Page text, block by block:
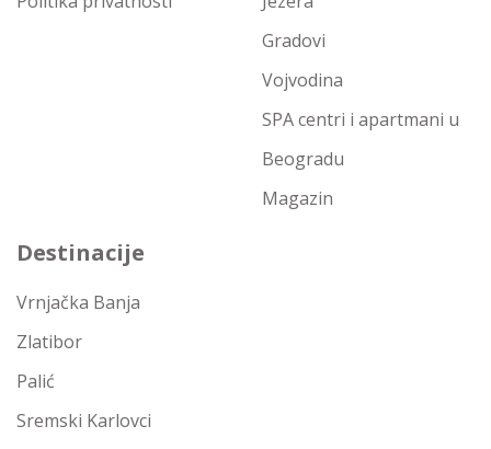
Gradovi
Vojvodina
SPA centri i apartmani u
Beogradu
Magazin
Destinacije
Vrnjačka Banja
Zlatibor
Palić
Sremski Karlovci